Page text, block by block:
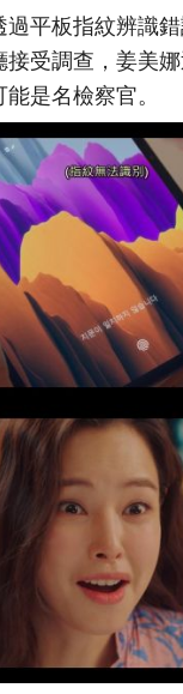
過平板指紋辨識
接受調查，姜美
是名檢察官。